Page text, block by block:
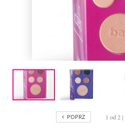
POPRZ 1 od 2 |